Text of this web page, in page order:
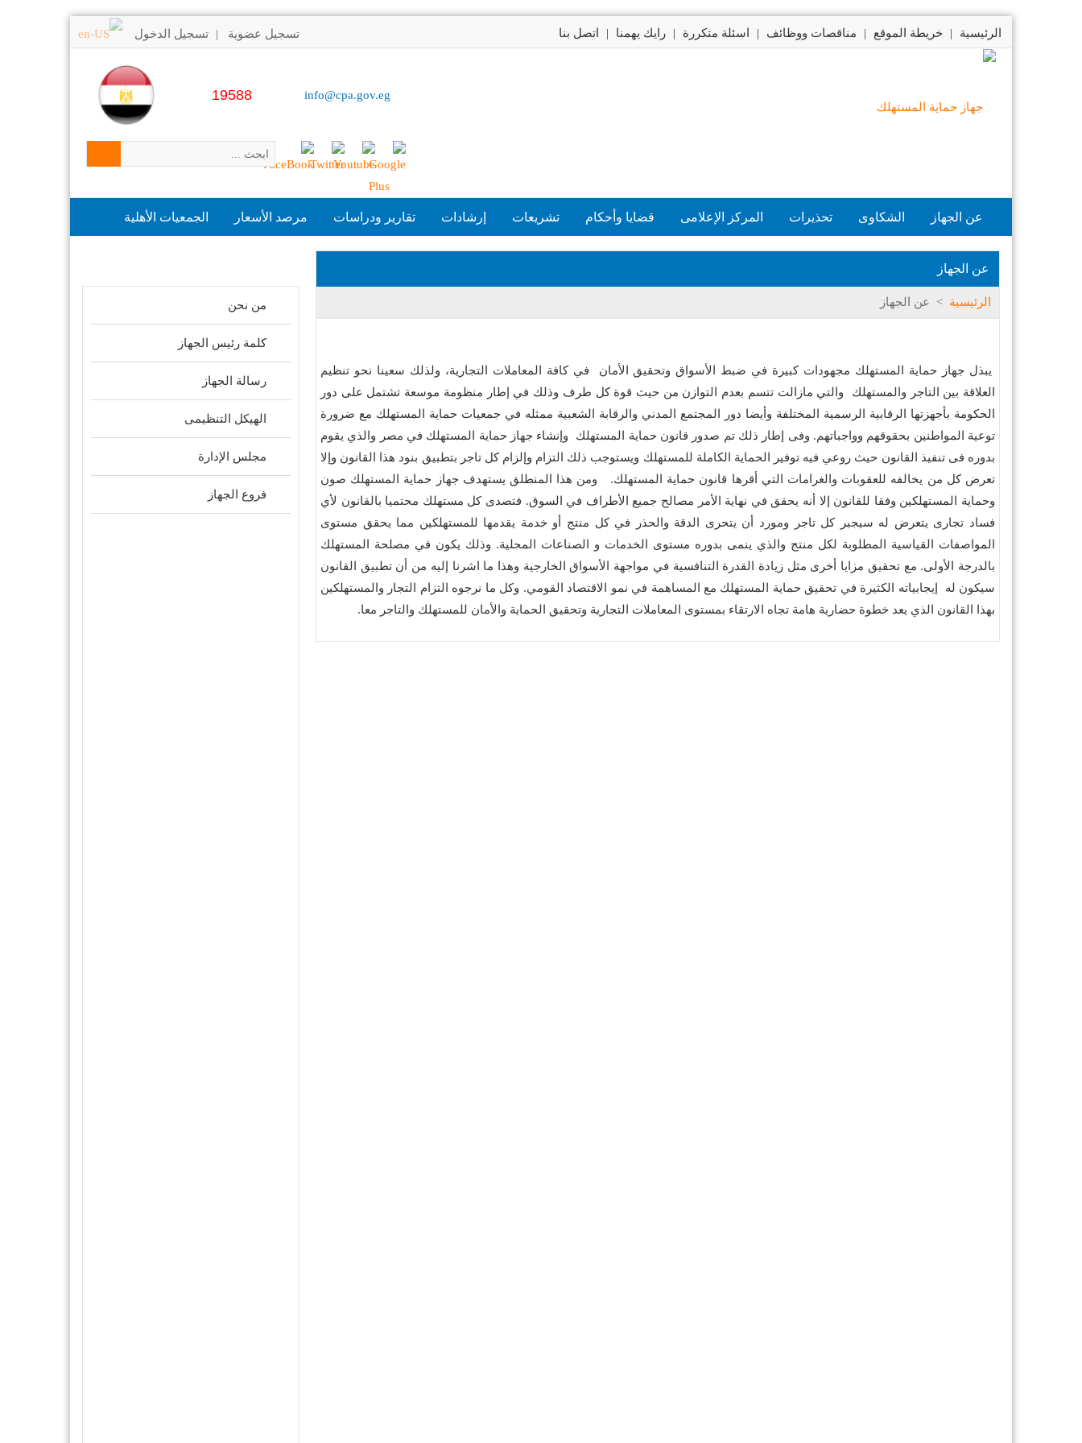
الرئيسية | خريطة الموقع | مناقصات ووظائف | اسئلة متكررة | رايك يهمنا | اتصل بنا تسجيل عضوية | تسجيل الدخول
19588 info@cpa.gov.eg
عن الجهاز الشكاوى تحذيرات المركز الإعلامى قضايا وأحكام تشريعات إرشادات تقارير ودراسات مرصد الأسعار الجمعيات الأهلية
عن الجهاز
الرئيسية > عن الجهاز
يبذل جهاز حماية المستهلك مجهودات كبيرة في ضبط الأسواق وتحقيق الأمان في كافة المعاملات التجارية، ولذلك سعينا نحو تنظيم
العلاقة بين التاجر والمستهلك والتي مازالت تتسم بعدم التوازن من حيث قوة كل طرف وذلك في إطار منظومة موسعة تشتمل على دور
الحكومة بأجهزتها الرقابية الرسمية المختلفة وأيضا دور المجتمع المدني والرقابة الشعبية ممثله في جمعيات حماية المستهلك مع ضرورة
توعية المواطنين بحقوقهم وواجباتهم. وفى إطار ذلك تم صدور قانون حماية المستهلك وإنشاء جهاز حماية المستهلك في مصر والذي يقوم
بدوره فى تنفيذ القانون حيث روعي فيه توفير الحماية الكاملة للمستهلك ويستوجب ذلك التزام وإلزام كل تاجر بتطبيق بنود هذا القانون وإلا
تعرض كل من يخالفه للعقوبات والغرامات التي أقرها قانون حماية المستهلك. ومن هذا المنطلق يستهدف جهاز حماية المستهلك صون
وحماية المستهلكين وفقا للقانون إلا أنه يحقق في نهاية الأمر مصالح جميع الأطراف في السوق. فتصدى كل مستهلك محتميا بالقانون لأي
فساد تجارى يتعرض له سيجبر كل تاجر ومورد أن يتحرى الدقة والحذر في كل منتج أو خدمة يقدمها للمستهلكين مما يحقق مستوى
المواصفات القياسية المطلوبة لكل منتج والذي ينمى بدوره مستوى الخدمات و الصناعات المحلية. وذلك يكون في مصلحة المستهلك
بالدرجة الأولى. مع تحقيق مزايا أخرى مثل زيادة القدرة التنافسية في مواجهة الأسواق الخارجية وهذا ما اشرنا إليه من أن تطبيق القانون
سيكون له إيجابياته الكثيرة في تحقيق حماية المستهلك مع المساهمة في نمو الاقتصاد القومي. وكل ما نرجوه التزام التجار والمستهلكين
بهذا القانون الذي يعد خطوة حضارية هامة تجاه الارتقاء بمستوى المعاملات التجارية وتحقيق الحماية والأمان للمستهلك والتاجر معا.
من نحن
كلمة رئيس الجهاز
رسالة الجهاز
الهيكل التنظيمى
مجلس الإدارة
فروع الجهاز